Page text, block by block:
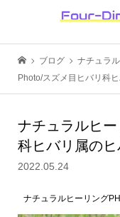
ブログ ナチュラ
Photo/スズメ目ヒバリ科
ナチュラルヒ
科ヒバリ属のヒ
2022.05.24
ナチュラルヒーリング